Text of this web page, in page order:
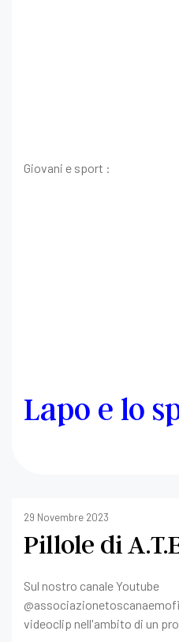
Giovani e sport :
Lapo e lo
29 Novembre 2023
Pillole di
Sul nostro canale Youtube
videoclip nell'ambito di un